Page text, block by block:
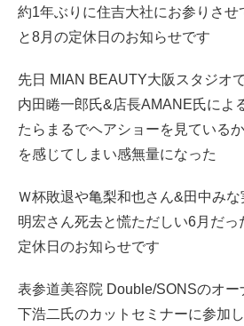
約1年ぶりに住吉大社にお参りさせ
と8月の定休日のお知らせです
先日 MIAN BEAUTY大阪スタジオ
内田睠一郎氏&店長AMANE氏によ
たらまるでヘアショーを見ている
を感じてしまい感無量になった
Ｗ杯敗退や亀梨和也さん&田中み
明宏さん死去と慌ただしい6月だ
定休日のお知らせです
表参道美容院 Double/SONSのオー
下浩二氏のカットセミナーに参加